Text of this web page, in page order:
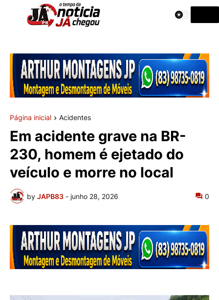
Página inicial Acidentes
Em acidente grave na BR-
230, homem é ejetado do
veículo e morre no local
by JAPB83 - junho 28, 2026 0